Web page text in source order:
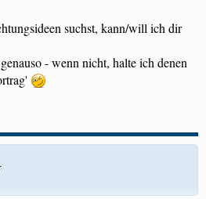
suchst, kann/will ich dir
- wenn nicht, halte ich denen